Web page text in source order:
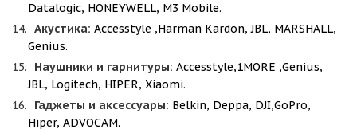
Datalogic, HONEYWELL, M3 Mobile.
Акустика: Accesstyle ,Harman Kardon, JBL, MARSHALL,
Genius.
Наушники и гарнитуры: Accesstyle,1MORE ,Genius,
JBL, Logitech, HIPER, Xiaomi.
Гаджеты и аксессуары: Belkin, Deppa, DJI,GoPro,
Hiper, ADVOCAM.